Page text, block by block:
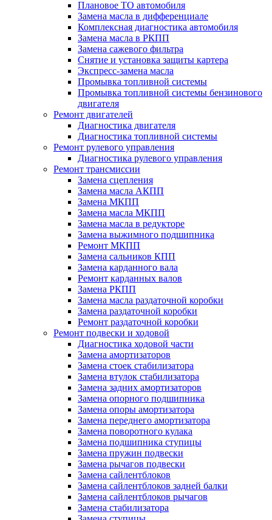
Плановое ТО автомобиля
Замена масла в дифференциале
Комплексная диагностика автомобиля
Замена масла в РКПП
Замена сажевого фильтра
Снятие и установка защиты картера
Экспресс-замена масла
Промывка топливной системы
Промывка топливной системы бензинового
двигателя
Ремонт двигателей
Диагностика двигателя
Диагностика топливной системы
Ремонт рулевого управления
Диагностика рулевого управления
Ремонт трансмиссии
Замена сцепления
Замена масла АКПП
Замена МКПП
Замена масла МКПП
Замена масла в редукторе
Замена выжимного подшипника
Ремонт МКПП
Замена сальников КПП
Замена карданного вала
Ремонт карданных валов
Замена РКПП
Замена масла раздаточной коробки
Замена раздаточной коробки
Ремонт раздаточной коробки
Ремонт подвески и ходовой
Диагностика ходовой части
Замена амортизаторов
Замена стоек стабилизатора
Замена втулок стабилизатора
Замена задних амортизаторов
Замена опорного подшипника
Замена опоры амортизатора
Замена переднего амортизатора
Замена поворотного кулака
Замена подшипника ступицы
Замена пружин подвески
Замена рычагов подвески
Замена сайлентблоков
Замена сайлентблоков задней балки
Замена сайлентблоков рычагов
Замена стабилизатора